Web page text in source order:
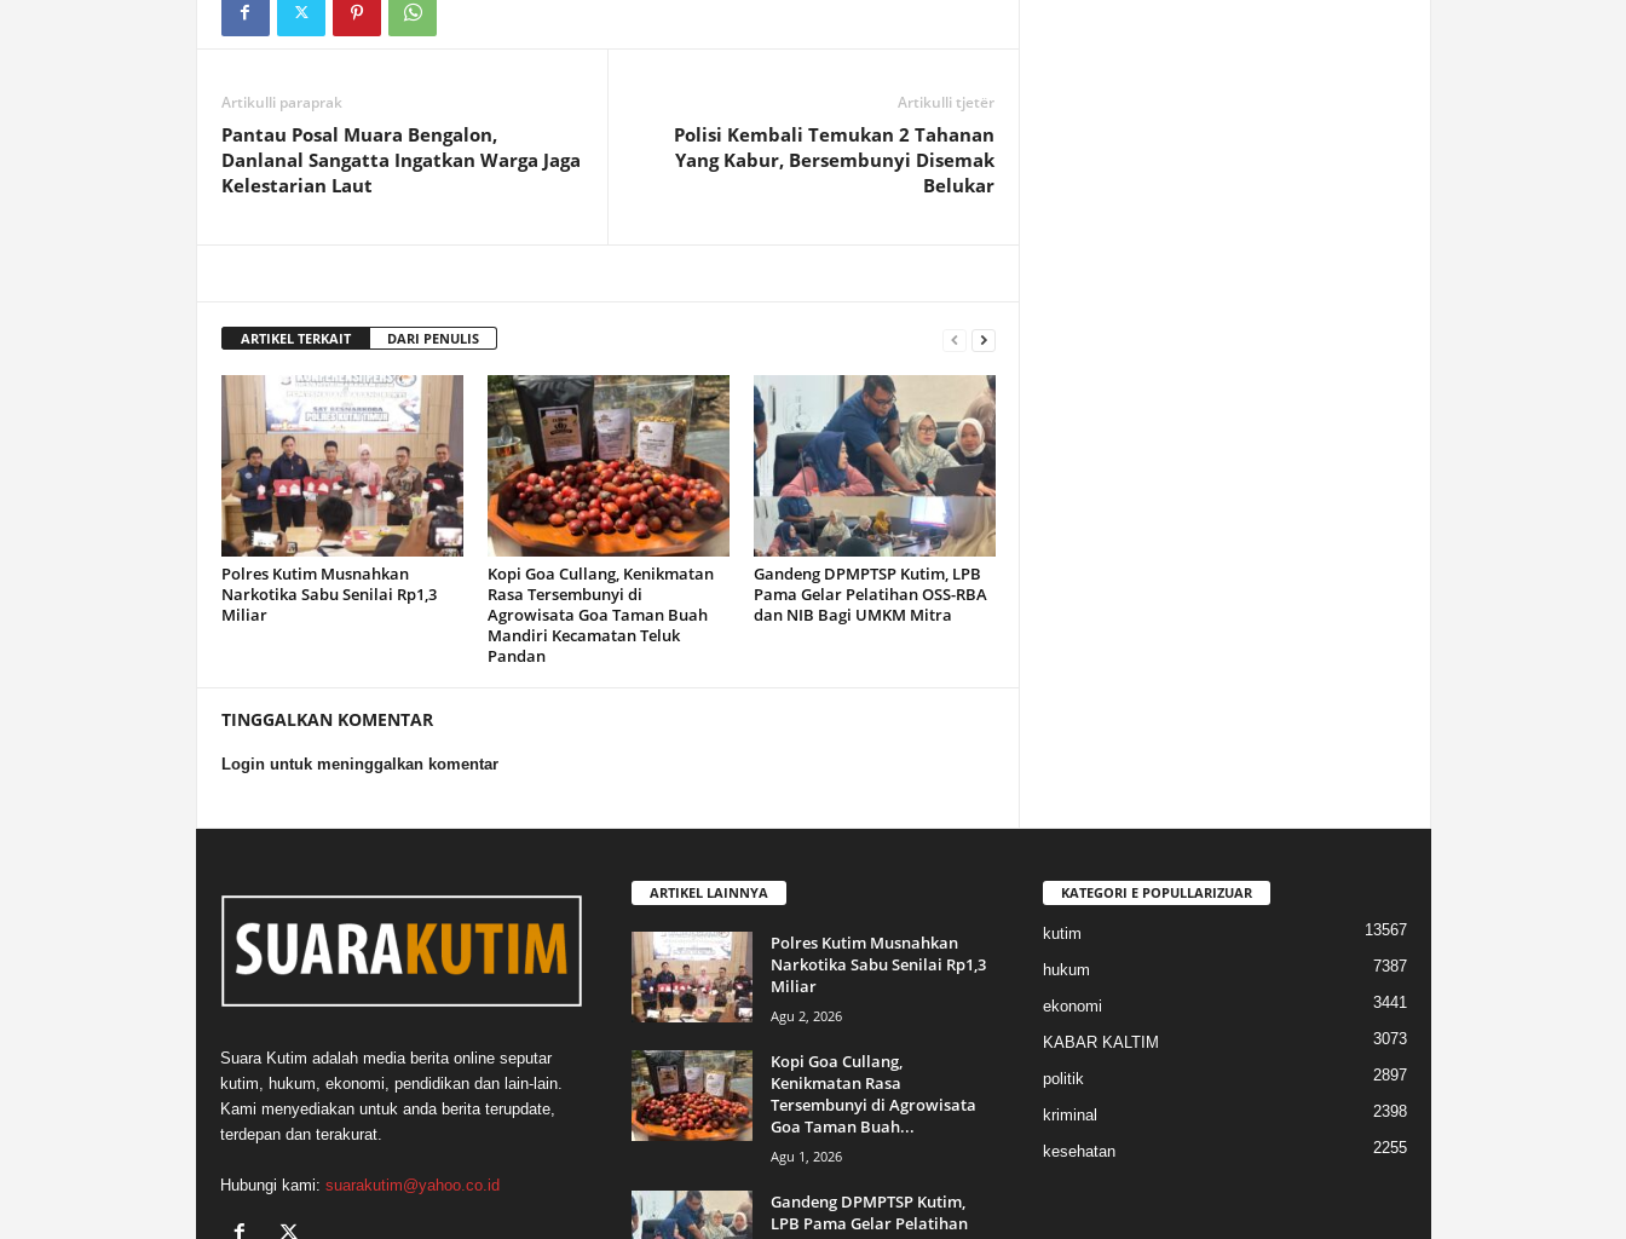
Artikulli paraprak
Pantau Posal Muara Bengalon,
Danlanal Sangatta Ingatkan Warga Jaga
Kelestarian Laut
Artikulli tjetër
Polisi Kembali Temukan 2 Tahanan
Yang Kabur, Bersembunyi Disemak
Belukar
ARTIKEL TERKAIT DARI PENULIS
Polres Kutim Musnahkan
Narkotika Sabu Senilai Rp1,3
Miliar
Kopi Goa Cullang, Kenikmatan
Rasa Tersembunyi di
Agrowisata Goa Taman Buah
Mandiri Kecamatan Teluk
Pandan
Gandeng DPMPTSP Kutim, LPB
Pama Gelar Pelatihan OSS-RBA
dan NIB Bagi UMKM Mitra
TINGGALKAN KOMENTAR
Login untuk meninggalkan komentar
Suara Kutim adalah media berita online seputar
kutim, hukum, ekonomi, pendidikan dan lain-lain.
Kami menyediakan untuk anda berita terupdate,
terdepan dan terakurat.
Hubungi kami: suarakutim@yahoo.co.id
ARTIKEL LAINNYA
Polres Kutim Musnahkan
Narkotika Sabu Senilai Rp1,3
Miliar
Agu 2, 2026
Kopi Goa Cullang,
Kenikmatan Rasa
Tersembunyi di Agrowisata
Goa Taman Buah...
Agu 1, 2026
Gandeng DPMPTSP Kutim,
LPB Pama Gelar Pelatihan
KATEGORI E POPULLARIZUAR
kutim 13567
hukum 7387
ekonomi 3441
KABAR KALTIM 3073
politik 2897
kriminal 2398
kesehatan 2255